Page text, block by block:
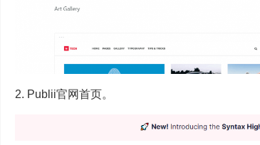
2. Publii官网首页。